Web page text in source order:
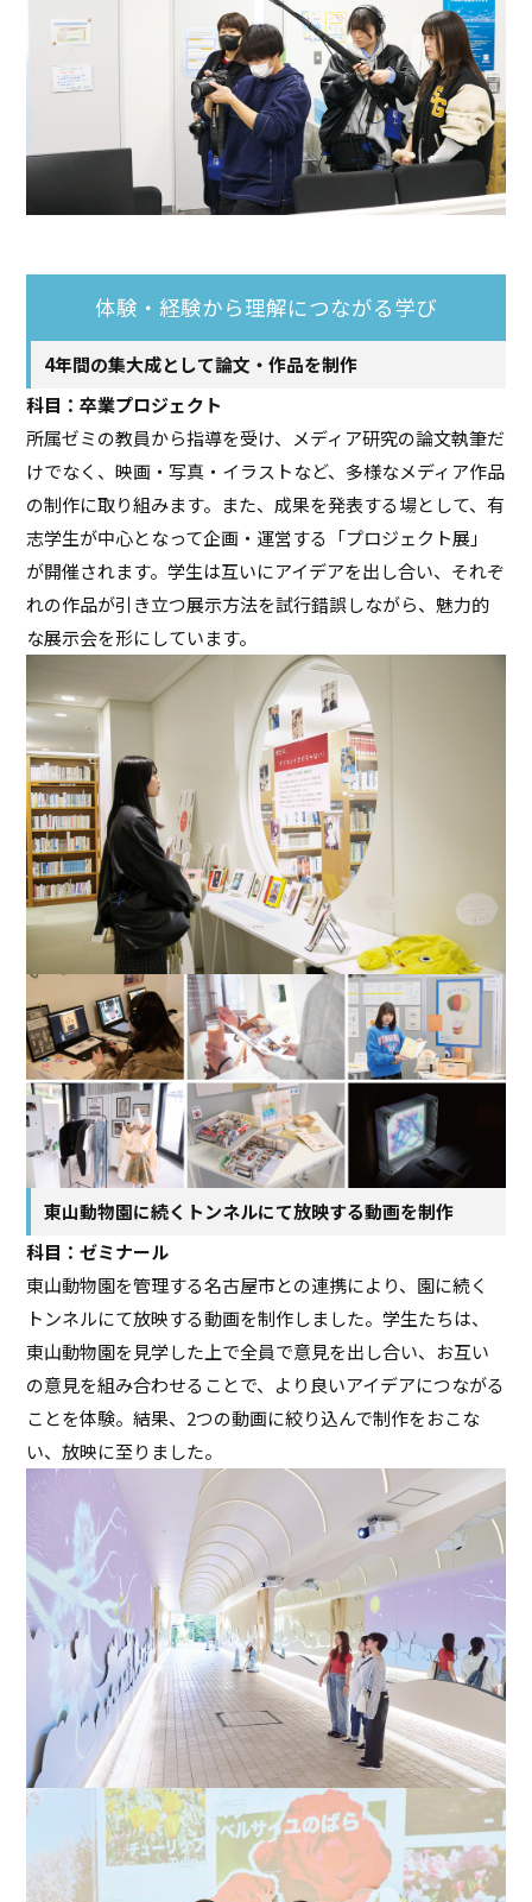
体験・経験から理解につながる学び
4年間の集大成として論文・作品を制作
科目：卒業プロジェクト
所属ゼミの教員から指導を受け、メディア研究の論文執筆だ
けでなく、映画・写真・イラストなど、多様なメディア作品
の制作に取り組みます。また、成果を発表する場として、有
志学生が中心となって企画・運営する「プロジェクト展」
が開催されます。学生は互いにアイデアを出し合い、それぞ
れの作品が引き立つ展示方法を試行錯誤しながら、魅力的
な展示会を形にしています。
東山動物園に続くトンネルにて放映する動画を制作
科目：ゼミナール
東山動物園を管理する名古屋市との連携により、園に続く
トンネルにて放映する動画を制作しました。学生たちは、
東山動物園を見学した上で全員で意見を出し合い、お互い
の意見を組み合わせることで、より良いアイデアにつながる
ことを体験。結果、2つの動画に絞り込んで制作をおこな
い、放映に至りました。